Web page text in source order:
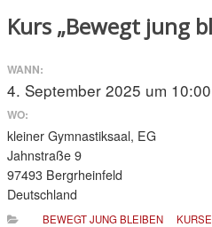
Kurs „Bewegt jung
WANN:
4. September 2025 um
WO:
kleiner Gymnastiksaal, EG
Jahnstraße 9
97493 Bergrheinfeld
Deutschland
BEWEGT JUNG BLEIBEN KURSE